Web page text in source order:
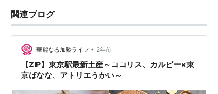
関連ブログ
華麗なる加齢ライフ • 2年前
【ZIP】東京駅最新土産～ココリス、カルビー×東
京ばなな、アトリエうかい～